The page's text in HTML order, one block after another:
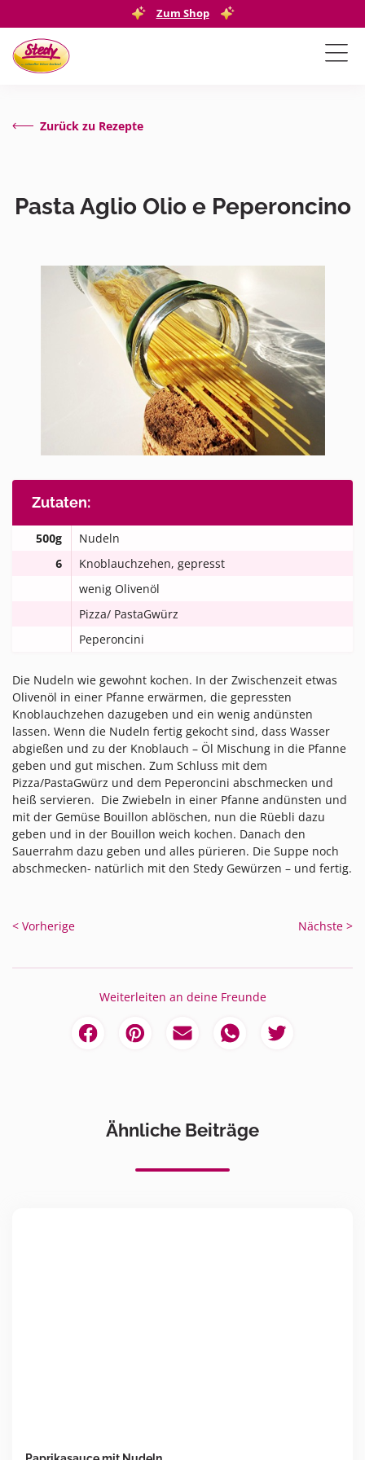
Zum Shop
Zurück zu Rezepte
Pasta Aglio Olio e Peperoncino
Zutaten:
500g
Nudeln
6
Knoblauchzehen, gepresst
wenig Olivenöl
Pizza/ PastaGwürz
Peperoncini
Die Nudeln wie gewohnt kochen. In der Zwischenzeit etwas
Olivenöl in einer Pfanne erwärmen, die gepressten
Knoblauchzehen dazugeben und ein wenig andünsten
lassen. Wenn die Nudeln fertig gekocht sind, dass Wasser
abgießen und zu der Knoblauch – Öl Mischung in die Pfanne
geben und gut mischen. Zum Schluss mit dem
Pizza/PastaGwürz und dem Peperoncini abschmecken und
heiß servieren. Die Zwiebeln in einer Pfanne andünsten und
mit der Gemüse Bouillon ablöschen, nun die Rüebli dazu
geben und in der Bouillon weich kochen. Danach den
Sauerrahm dazu geben und alles pürieren. Die Suppe noch
abschmecken- natürlich mit den Stedy Gewürzen – und fertig.
< Vorherige Nächste >
Weiterleiten an deine Freunde
Ähnliche Beiträge